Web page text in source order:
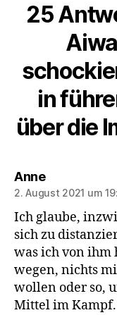
25
in
über die
Annesagt:
2. August 2021 um
Ich glaube,
sich zu
was ich von ihm
wegen, nichts
wollen oder so,
Mittel im Kampf.